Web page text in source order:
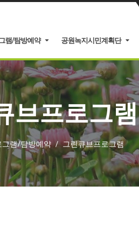
램/탐방예약 공원녹지시민계획단
브프로그램
그램/탐방예약 / 그린큐브프로그램